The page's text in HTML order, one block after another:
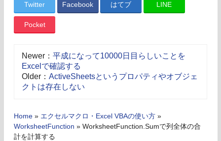
Twitter Facebook はてブ LINE
Pocket
Newer： 平成になって10000日目らしいことを
Excelで確認する
Older： ActiveSheetsというプロパティやオブジェ
クトは存在しない
Home » エクセルマクロ・Excel VBAの使い方 »
WorksheetFunction » WorksheetFunction.Sumで列全体の合
計を計算する